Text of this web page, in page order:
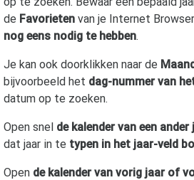
de Favorieten van je Internet
nog eens nodig te hebben.
Je kan ook doorklikken naar de
bijvoorbeeld het dag-nummer van
datum op te zoeken.
Open snel de kalender van een
dat jaar in te typen in het jaar-veld
Open de kalender van vorig jaar of